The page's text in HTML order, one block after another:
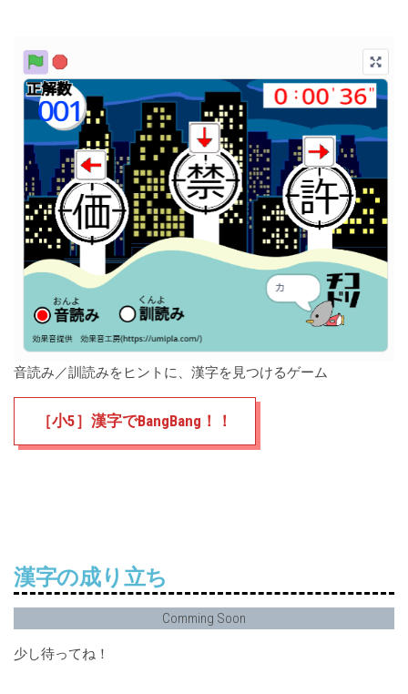
音読み／訓読みをヒントに、漢字を見つけるゲーム
［小5］漢字でBangBang！！
漢字の成り立ち
Comming Soon
少し待ってね！